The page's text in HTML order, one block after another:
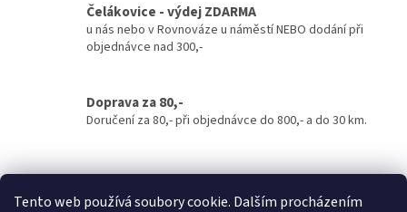
Tento web používá soubory cookie. Dalším procházením
á
d
a
r
y
ý
Čelákovice - výdej ZDARMA
u nás nebo v Rovnováze u náměstí NEBO dodání při
objednávce nad 300,-
Doprava za 80,-
Doručení za 80,- při objednávce do 800,- a do 30 km.
Doručení ZDARMA při objednávce nad 800,- a do 30 km.